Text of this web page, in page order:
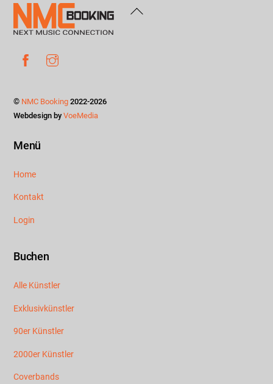
Back
Facebook
© NMC Booking 2022-2026
Webdesign byVoeMedia
Menü
Home
Kontakt
Login
Buchen
Alle Künstler
Exklusivkünstler
90er Künstler
2000er Künstler
Coverbands